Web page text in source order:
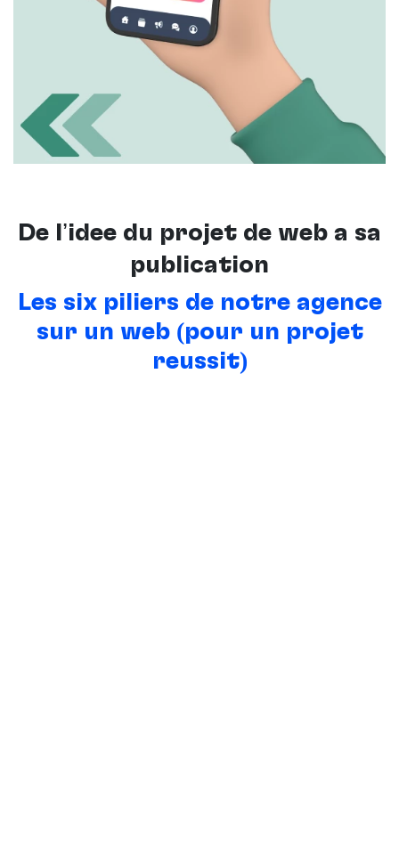
De l’idée du projet de web à sa
publication
Les six piliers de notre agence
sur un web (pour un projet
réussit)